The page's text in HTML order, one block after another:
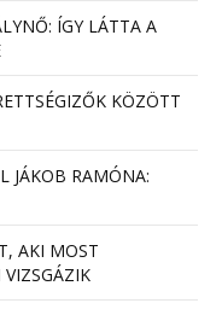
ÍGY LÁTTA A
KÖZÖTT
JÁKOB RAMÓNA:
AKI MOST